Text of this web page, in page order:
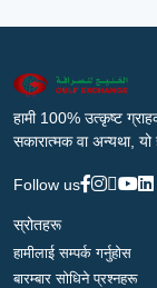
हामी 100% उत्कृष्ट
सकारात्मक वा अन्यथा,
Follow us
स्रोतहरू
हामीलाई सम्पर्क गर्नुहोस
बारम्बार सोधिने प्रश्नहरू